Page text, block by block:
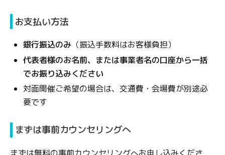
お支払い方法
銀行振込のみ（振込手数料はお客様負担）
代表者様のお名前、または事業者名の口座から一括
でお振り込みください
対面開催ご希望の場合は、交通費・会場費が別途必
要です
まずは事前カウンセリングへ